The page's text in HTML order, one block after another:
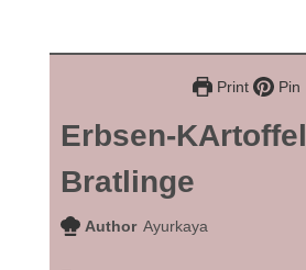
Print Pin
Erbsen-KArtoffel
Bratlinge
Author Ayurkaya